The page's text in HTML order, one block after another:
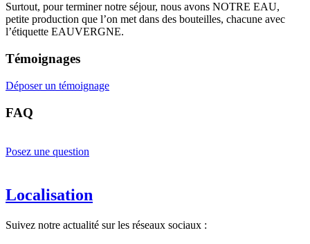
Surtout, pour terminer notre séjour, nous avons NOTRE EAU,
petite production que l’on met dans des bouteilles, chacune avec
l’étiquette EAUVERGNE.
Témoignages
Déposer un témoignage
FAQ
Posez une question
Localisation
Suivez notre actualité sur les réseaux sociaux :